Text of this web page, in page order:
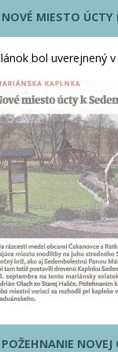
NOVÉ MIESTO ÚCTY
bol uverejnený
POŽEHNANIE